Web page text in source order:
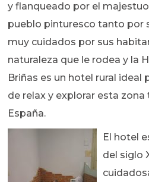
y flanqueado por el
pueblo pinturesco tanto por
muy cuidados por sus
naturaleza que le rodea y la
Briñas es un hotel rural ideal
de relax y explorar esta
España.
El hotel
del siglo